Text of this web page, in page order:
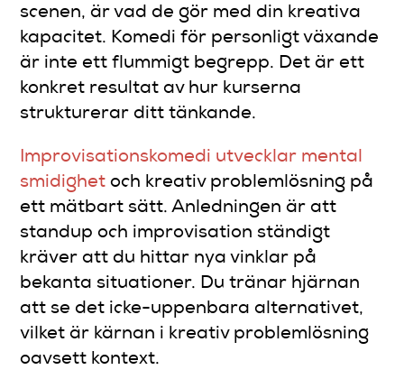
scenen, är vad de gör med din kreativa
kapacitet. Komedi för personligt växande
är inte ett flummigt begrepp. Det är ett
konkret resultat av hur kurserna
strukturerar ditt tänkande.
Improvisationskomedi utvecklar mental
smidighet och kreativ problemlösning på
ett mätbart sätt. Anledningen är att
standup och improvisation ständigt
kräver att du hittar nya vinklar på
bekanta situationer. Du tränar hjärnan
att se det icke-uppenbara alternativet,
vilket är kärnan i kreativ problemlösning
oavsett kontext.